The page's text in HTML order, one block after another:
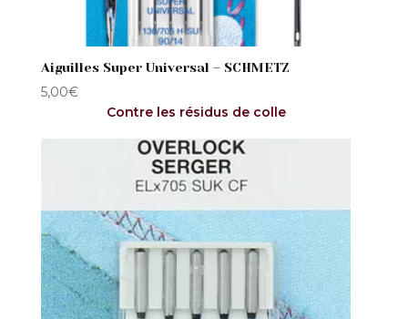
Aiguilles Super Universal – SCHMETZ
5,00€
Contre les résidus de colle